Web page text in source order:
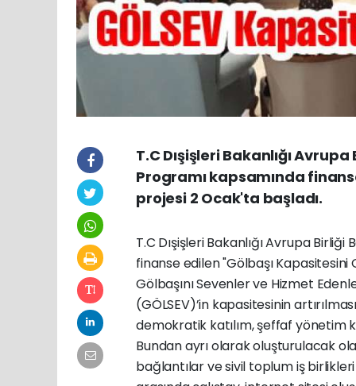
T.C Dışişleri Bakanlığı Avrupa
Programı kapsamında
projesi 2 Ocak'ta başladı.
T.C Dışişleri Bakanlığı Avrupa Birliği
finanse edilen "Gölbaşı
Gölbaşını Sevenler ve Hizmet
(GÖLSEV)’in kapasitesinin
demokratik katılım, şeffaf yönetim
Bundan ayrı olarak oluşturulacak
bağlantılar ve sivil toplum iş